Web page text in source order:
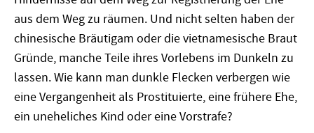
aus dem Weg zu räumen. Und nicht selten haben der
chinesische Bräutigam oder die vietnamesische Braut
Gründe, manche Teile ihres Vorlebens im Dunkeln zu
lassen. Wie kann man dunkle Flecken verbergen wie
eine Vergangenheit als Prostituierte, eine frühere Ehe,
ein uneheliches Kind oder eine Vorstrafe?